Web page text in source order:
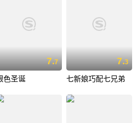
7.7
色圣诞
7.3
七新娘巧配七兄弟